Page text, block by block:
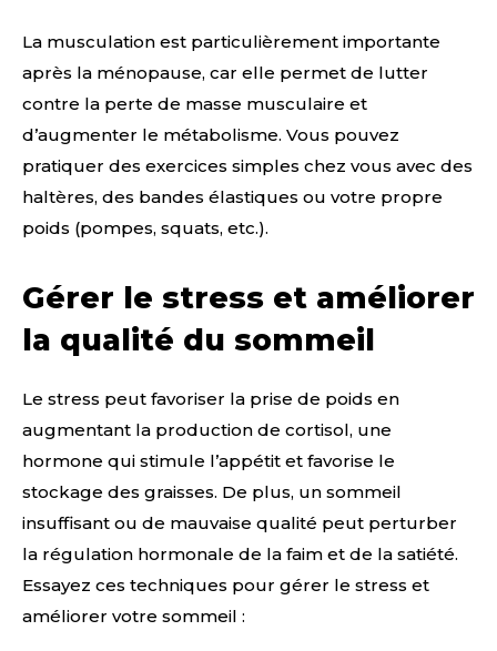
La musculation est particulièrement importante
après la ménopause, car elle permet de lutter
contre la perte de masse musculaire et
d’augmenter le métabolisme. Vous pouvez
pratiquer des exercices simples chez vous avec des
haltères, des bandes élastiques ou votre propre
poids (pompes, squats, etc.).
Gérer le stress et améliorer
la qualité du sommeil
Le stress peut favoriser la prise de poids en
augmentant la production de cortisol, une
hormone qui stimule l’appétit et favorise le
stockage des graisses. De plus, un sommeil
insuffisant ou de mauvaise qualité peut perturber
la régulation hormonale de la faim et de la satiété.
Essayez ces techniques pour gérer le stress et
améliorer votre sommeil :